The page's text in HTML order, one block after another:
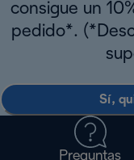
consigue un
pedido*.
Sí,
Preguntas